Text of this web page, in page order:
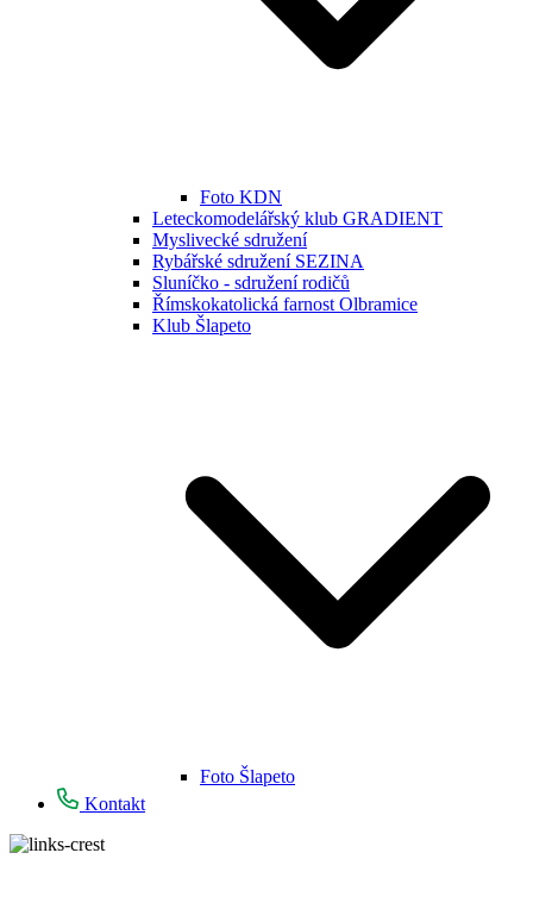
Foto KDN
Leteckomodelářský klub GRADIENT
Myslivecké sdružení
Rybářské sdružení SEZINA
Sluníčko - sdružení rodičů
Římskokatolická farnost Olbramice
Klub Šlapeto
Foto Šlapeto
Kontakt